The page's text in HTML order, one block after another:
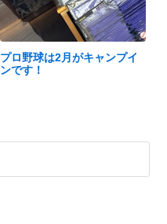
プロ野球は2月がキャンプイ
ンです！